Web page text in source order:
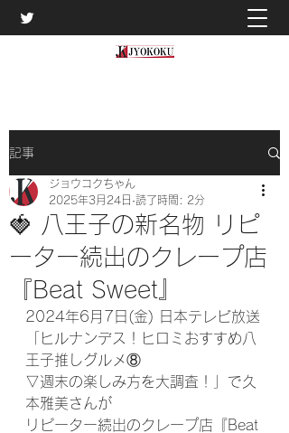
記事
🍓 八王子の新名物 リピ
ーター続出のクレープ店
『Beat Sweet』
ジョウコクちゃん
2025年3月24日 読了時間: 2分
2024年6月7日(金) 日本テレビ放送
「ヒルナンデス！ヒロミおすすめ八
王子推しグルメ⑧
▽週末の楽しみ方を大調査！」で久
本雅美さんが
リピーター続出のクレープ店『Beat